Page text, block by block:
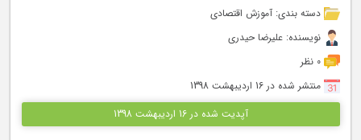
مقالات سگ ها
پادکست سگ ها
سمینار تهران 96
دسته بندی:آموزش اقتصادی
نویسنده: علیرضا حیدری
0 نظر
منتشر شده در 16 اردیبهشت 1398
آپدیت شده در 16 اردیبهشت 1398